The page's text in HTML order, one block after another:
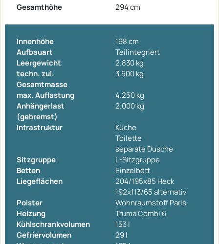
Gesamthöhe
294 cm
Innenhöhe
198 cm
Aufbauart
Teilintegriert
Leergewicht
2.830 kg
techn. zul.
Gesamtmasse
3.500 kg
max. Auflastung
4.250 kg
Anhängerlast
(gebremst)
2.000 kg
Infrastruktur
Küche
Toilette
separate Dusche
Sitzgruppe
L-Sitzgruppe
Betten
Einzelbett
Liegeflächen
204/195x85 Heck
192x113/65 alternativ
Polster
Wohnraumstoff Paris
Heizung
Truma Combi 6
Kühlschrankvolumen
153 l
Gefriervolumen
29 l